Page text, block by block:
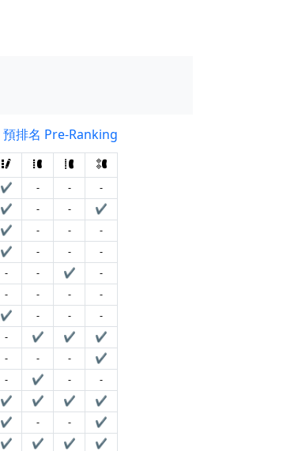
預排名 Pre-Ranking
✔ - -
-
✔ - -
✔
✔ - -
-
✔ - -
-
- - ✔
-
- - -
-
✔ - -
-
- ✔ ✔
✔
- - -
✔
- ✔ -
-
✔ ✔ ✔
✔
✔ - -
✔
✔ ✔ ✔
✔